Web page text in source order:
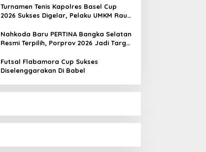
Turnamen Tenis Kapolres Basel Cup
2026 Sukses Digelar, Pelaku UMKM Raup
Nahkoda Baru PERTINA Bangka Selatan
Resmi Terpilih, Porprov 2026 Jadi Target
Futsal Flabamora Cup Sukses
Diselenggarakan Di Babel